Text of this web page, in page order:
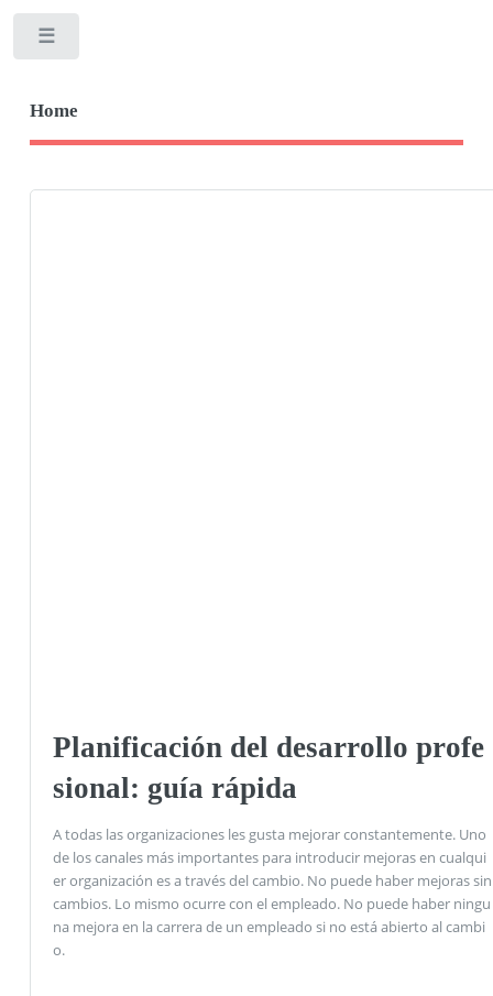
Home
Planificación del desarrollo profe
sional: guía rápida
A todas las organizaciones les gusta mejorar constantemente. Uno
de los canales más importantes para introducir mejoras en cualqui
er organización es a través del cambio. No puede haber mejoras sin
cambios. Lo mismo ocurre con el empleado. No puede haber ningu
na mejora en la carrera de un empleado si no está abierto al cambi
o.